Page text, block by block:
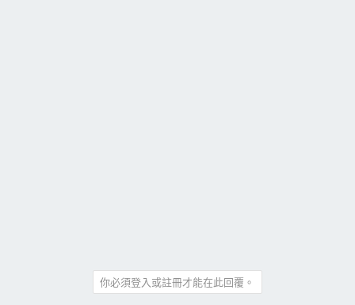
你必須登入或註冊才能在此回覆。